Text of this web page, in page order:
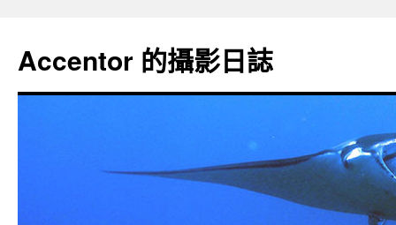
Accentor 的攝影日誌